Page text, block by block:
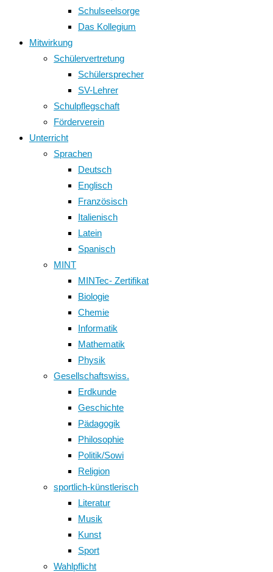
Schulseelsorge
Das Kollegium
Mitwirkung
Schülervertretung
Schülersprecher
SV-Lehrer
Schulpflegschaft
Förderverein
Unterricht
Sprachen
Deutsch
Englisch
Französisch
Italienisch
Latein
Spanisch
MINT
MINTec- Zertifikat
Biologie
Chemie
Informatik
Mathematik
Physik
Gesellschaftswiss.
Erdkunde
Geschichte
Pädagogik
Philosophie
Politik/Sowi
Religion
sportlich-künstlerisch
Literatur
Musik
Kunst
Sport
Wahlpflicht